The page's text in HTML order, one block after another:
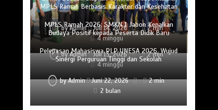
MPLS Ramah Berbasis Karakter dan Kesehatan
byAdmin Juli 14, 2026
2 min
4 minggu
MPLS Ramah 2026: SMKN 1 Jabon Kenalkan
Budaya Positif kepada Peserta Didik Baru
byAdmin Juli 13, 2026
2 min
4 minggu
Pelepasan Mahasiswa PLP UNESA 2026, Wujud
Sinergi Perguruan Tinggi dan Sekolah
byAdmin Juni 22, 2026
2 min
2 bulan